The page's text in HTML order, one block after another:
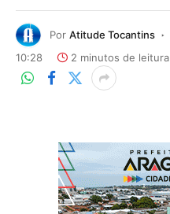
Por Atitude Tocantins
10:28
2 minutos de leitura